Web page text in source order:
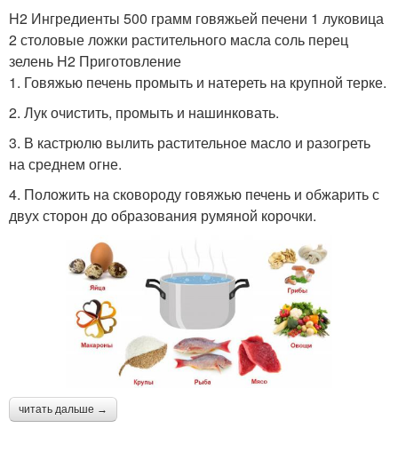
H2 Ингредиенты 500 грамм говяжьей печени 1 луковица
2 столовые ложки растительного масла соль перец
зелень H2 Приготовление
1. Говяжью печень промыть и натереть на крупной терке.
2. Лук очистить, промыть и нашинковать.
3. В кастрюлю вылить растительное масло и разогреть
на среднем огне.
4. Положить на сковороду говяжью печень и обжарить с
двух сторон до образования румяной корочки.
читать дальше →